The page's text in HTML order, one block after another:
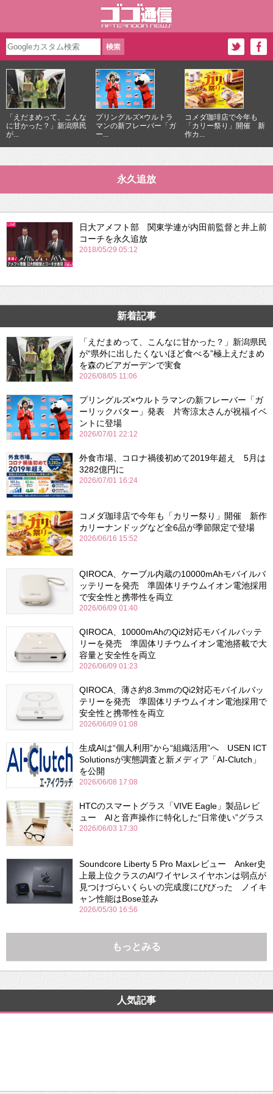
「えだまめって、こんな
に甘かった？」新潟県民
が...
プリングルズ×ウルトラ
マンの新フレーバー「ガ
ー...
コメダ珈琲店で今年も
「カリー祭り」開催 新
作カ...
永久追放
日大アメフト部 関東学連が内田前監督と井上前
コーチを永久追放
2018/05/29 05:12
新着記事
「えだまめって、こんなに甘かった？」新潟県民
が“県外に出したくないほど食べる”極上えだまめ
を森のビアガーデンで実食
2026/08/05 11:06
プリングルズ×ウルトラマンの新フレーバー「ガ
ーリックバター」発表 片寄涼太さんが祝福イベ
ントに登場
2026/07/01 22:12
外食市場、コロナ禍後初めて2019年超え 5月は
3282億円に
2026/07/01 16:24
コメダ珈琲店で今年も「カリー祭り」開催 新作
カリーナンドッグなど全6品が季節限定で登場
2026/06/16 15:52
QIROCA、ケーブル内蔵の10000mAhモバイルバ
ッテリーを発売 準固体リチウムイオン電池採用
で安全性と携帯性を両立
2026/06/09 01:40
QIROCA、10000mAhのQi2対応モバイルバッテ
リーを発売 準固体リチウムイオン電池搭載で大
容量と安全性を両立
2026/06/09 01:23
QIROCA、薄さ約8.3mmのQi2対応モバイルバッ
テリーを発売 準固体リチウムイオン電池採用で
安全性と携帯性を両立
2026/06/09 01:08
生成AIは“個人利用”から“組織活用”へ USEN ICT
Solutionsが実態調査と新メディア「AI-Clutch」
を公開
2026/06/08 17:08
HTCのスマートグラス「VIVE Eagle」製品レビ
ュー AIと音声操作に特化した“日常使い”グラス
2026/06/03 17:30
Soundcore Liberty 5 Pro Maxレビュー Anker史
上最上位クラスのAIワイヤレスイヤホンは弱点が
見つけづらいくらいの完成度にびびった ノイキ
ャン性能はBose並み
2026/05/30 16:56
もっとみる
人気記事